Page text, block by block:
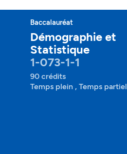
Baccalauréat
Démographie et
Statistique
1-073-1-1
90 crédits
Temps plein , Temps partiel